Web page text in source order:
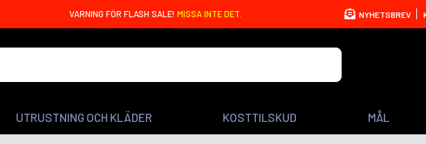
VARNING FÖR FLASH SALE! MISSA INTE DET. NYHETSBREV
UTRUSTNING OCH KLÄDER KOSTTILSKUD MÅL